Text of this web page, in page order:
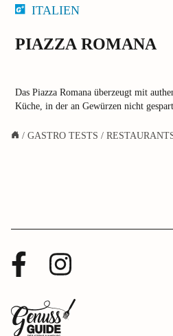
ITALIEN
PIAZZA ROMANA
Das Piazza Romana überzeugt mit
Küche, in der an Gewürzen nicht
/ GASTRO TESTS /
Facebook
Profil
Instagram
Zurück
zur